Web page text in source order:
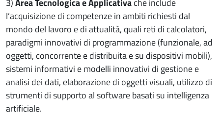
3)Area Tecnologica e Applicativache include
l’acquisizione di competenze in ambiti richiesti dal
mondo del lavoro e di attualità, quali reti di calcolatori,
paradigmi innovativi di programmazione (funzionale, ad
oggetti, concorrente e distribuita e su dispositivi mobili),
sistemi informativi e modelli innovativi di gestione e
analisi dei dati, elaborazione di oggetti visuali, utilizzo di
strumenti di supporto al software basati su intelligenza
artificiale.